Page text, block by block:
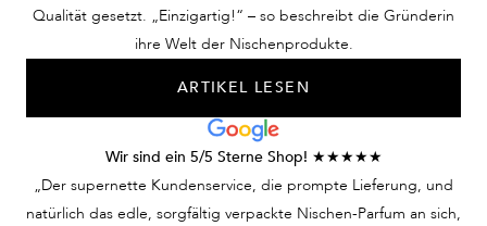
Qualität gesetzt. „Einzigartig!“ – so beschreibt die Gründerin
ihre Welt der Nischenprodukte.
ARTIKEL LESEN
Wir sind ein 5/5 Sterne Shop! ★★★★★
„Der supernette Kundenservice, die prompte Lieferung, und
natürlich das edle, sorgfältig verpackte Nischen-Parfum an sich,